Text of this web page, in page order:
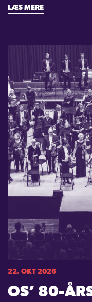
LÆS MERE
22. OKT 2026
OS’ 80-